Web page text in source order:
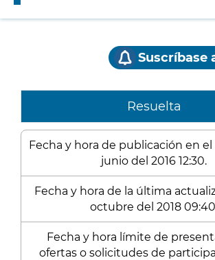
Suscríbase
Resuelta
Fecha y hora de publicación en el
junio del 2016 12:30.
Fecha y hora de la última
octubre del 2018
Fecha y hora límite de
ofertas o solicitudes de